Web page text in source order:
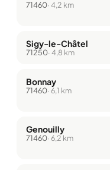
71460· 4,2 km
Sigy-le-Châtel
71250· 4,8 km
Bonnay
71460· 6,1 km
Genouilly
71460· 6,2 km